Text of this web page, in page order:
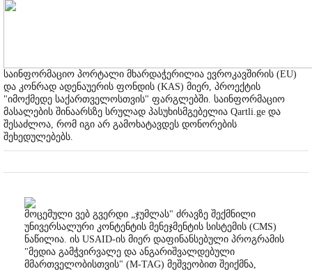
საინფორმაციო პორტალი მხარდაჭერილია ევროკავშირის (EU)
და კონრად ადენაუერის ფონდის (KAS) მიერ, პროექტის
"იმოქმედე საქართველოსთვის" ფარგლებში. საინფორმაციო
მასალების შინაარსზე სრულად პასუხისმგებელია Qartli.ge და
შესაძლოა, რომ იგი არ გამოხატავდეს დონორების
შეხედულებებს.
მოცემული ვებ გვერდი „ჯუმლას" ძრავზე შექმნილი
უნივერსალური კონტენტის მენეჯმენტის სისტემის (CMS)
ნაწილია. ის USAID-ის მიერ დაფინანსებული პროგრამის
"მედია გამჭვირვალე და ანგარიშვალდებული
მმართველობისთვის" (M-TAG) მეშვეობით შეიქმნა,